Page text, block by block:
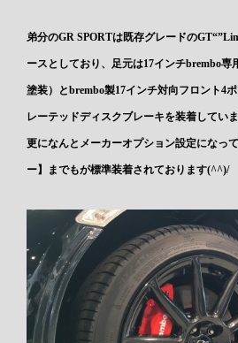
弟分のGR SPORTは既存グレードの
ースとしており、足元は17インチbrembo専
塗装）とbrembo製17インチ対向フロント4
レーテッドディスクブレーキを装着していま
更になんとメーカーオプション設定になっ
ー】までもが標準装着されております(^^)/